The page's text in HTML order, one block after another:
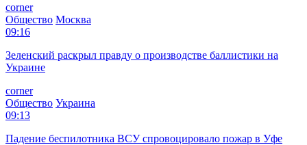
corner
Общество Москва
09:16
Зеленский раскрыл правду о производстве баллистики на
Украине
corner
Общество Украина
09:13
Падение беспилотника ВСУ спровоцировало пожар в Уфе